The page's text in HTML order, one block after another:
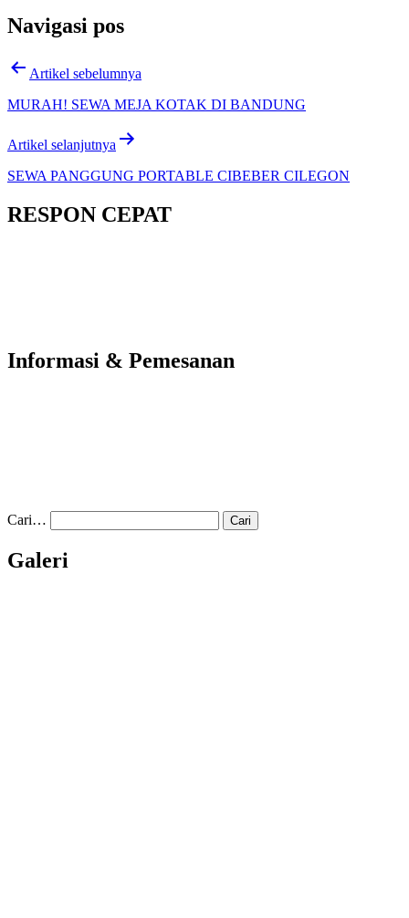
Navigasi pos
Artikel sebelumnya
MURAH! SEWA MEJA KOTAK DI BANDUNG
Artikel selanjutnya
SEWA PANGGUNG PORTABLE CIBEBER CILEGON
RESPON CEPAT
Informasi & Pemesanan
Cari…
Galeri